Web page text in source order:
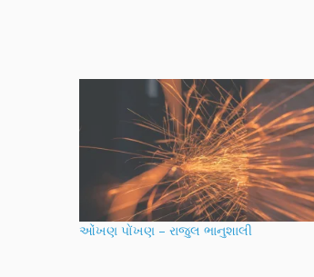
ઓંખણ પોંખણ – રાજુલ ભાનુશાલી